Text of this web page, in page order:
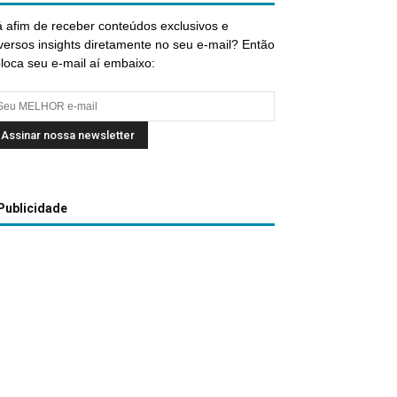
afim de receber conteúdos exclusivos e
insights diretamente no seu e-mail? Então
seu e-mail aí embaixo:
Publicidade